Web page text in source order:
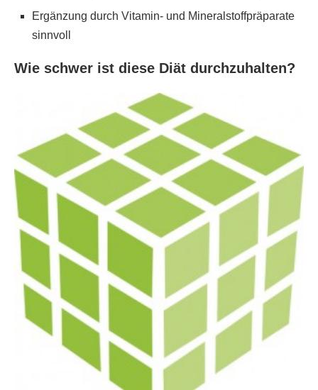
Ergänzung durch Vitamin- und Mineralstoffpräparate
sinnvoll
Wie schwer ist diese Diät durchzuhalten?